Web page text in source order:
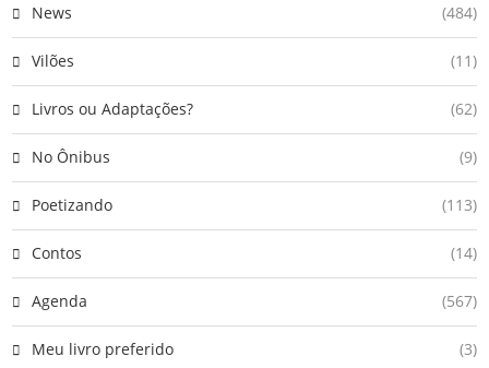
News (484)
Vilões (11)
Livros ou Adaptações? (62)
No Ônibus (9)
Poetizando (113)
Contos (14)
Agenda (567)
Meu livro preferido (3)